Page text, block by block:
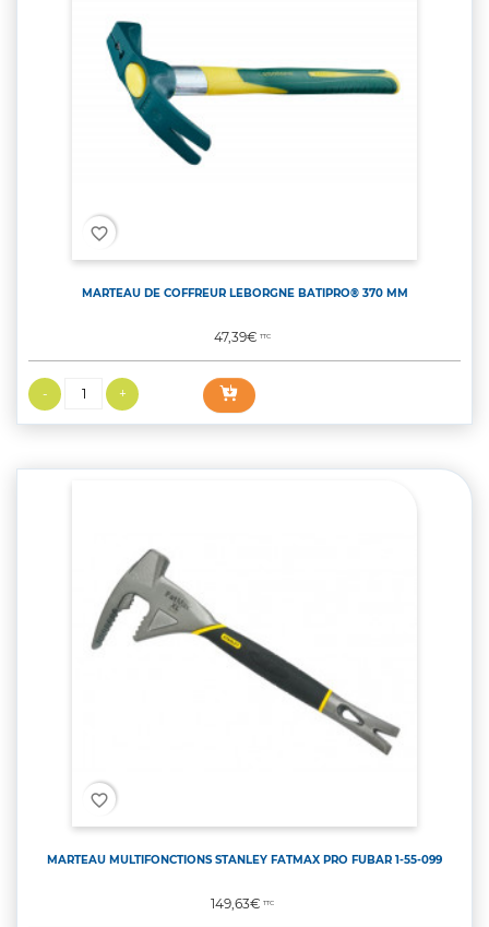
favorite_border
MARTEAU DE COFFREUR LEBORGNE BATIPRO® 370 MM
Prix
47,39€TTC
favorite_border
MARTEAU MULTIFONCTIONS STANLEY FATMAX PRO FUBAR 1-55-099
Prix
149,63€TTC